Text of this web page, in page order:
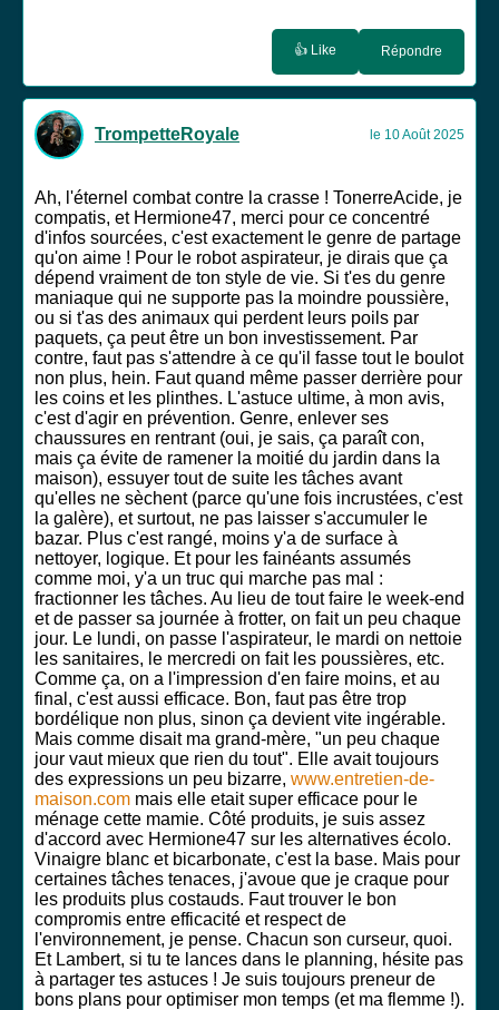
👍 Like Répondre
TrompetteRoyale le 10 Août 2025
Ah, l'éternel combat contre la crasse ! TonerreAcide, je
compatis, et Hermione47, merci pour ce concentré
d'infos sourcées, c'est exactement le genre de partage
qu'on aime ! Pour le robot aspirateur, je dirais que ça
dépend vraiment de ton style de vie. Si t'es du genre
maniaque qui ne supporte pas la moindre poussière,
ou si t'as des animaux qui perdent leurs poils par
paquets, ça peut être un bon investissement. Par
contre, faut pas s'attendre à ce qu'il fasse tout le boulot
non plus, hein. Faut quand même passer derrière pour
les coins et les plinthes. L'astuce ultime, à mon avis,
c'est d'agir en prévention. Genre, enlever ses
chaussures en rentrant (oui, je sais, ça paraît con,
mais ça évite de ramener la moitié du jardin dans la
maison), essuyer tout de suite les tâches avant
qu'elles ne sèchent (parce qu'une fois incrustées, c'est
la galère), et surtout, ne pas laisser s'accumuler le
bazar. Plus c'est rangé, moins y'a de surface à
nettoyer, logique. Et pour les fainéants assumés
comme moi, y'a un truc qui marche pas mal :
fractionner les tâches. Au lieu de tout faire le week-end
et de passer sa journée à frotter, on fait un peu chaque
jour. Le lundi, on passe l'aspirateur, le mardi on nettoie
les sanitaires, le mercredi on fait les poussières, etc.
Comme ça, on a l'impression d'en faire moins, et au
final, c'est aussi efficace. Bon, faut pas être trop
bordélique non plus, sinon ça devient vite ingérable.
Mais comme disait ma grand-mère, "un peu chaque
jour vaut mieux que rien du tout". Elle avait toujours
des expressions un peu bizarre, www.entretien-de-
maison.com mais elle etait super efficace pour le
ménage cette mamie. Côté produits, je suis assez
d'accord avec Hermione47 sur les alternatives écolo.
Vinaigre blanc et bicarbonate, c'est la base. Mais pour
certaines tâches tenaces, j'avoue que je craque pour
les produits plus costauds. Faut trouver le bon
compromis entre efficacité et respect de
l'environnement, je pense. Chacun son curseur, quoi.
Et Lambert, si tu te lances dans le planning, hésite pas
à partager tes astuces ! Je suis toujours preneur de
bons plans pour optimiser mon temps (et ma flemme !).